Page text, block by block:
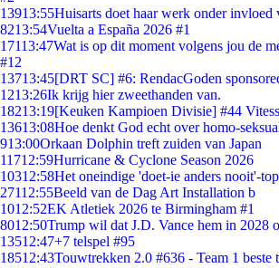
13913:55Huisarts doet haar werk onder invloed
8213:54Vuelta a España 2026 #1
17113:47Wat is op dit moment volgens jou de
#12
13713:45[DRT SC] #6: RendacGoden
1213:26Ik krijg hier zweethanden van.
18213:19[Keuken Kampioen Divisie] #44
13613:08Hoe denkt God echt over homo-
913:00Orkaan Dolphin treft zuiden van Japan
11712:59Hurricane & Cyclone Season 2026
10312:58Het oneindige 'doet-ie anders nooit'-
27112:55Beeld van de Dag Art Installation b
1012:52EK Atletiek 2026 te Birmingham #1
8012:50Trump wil dat J.D. Vance hem in 2028
13512:47+7 telspel #95
18512:43Touwtrekken 2.0 #636 - Team 1